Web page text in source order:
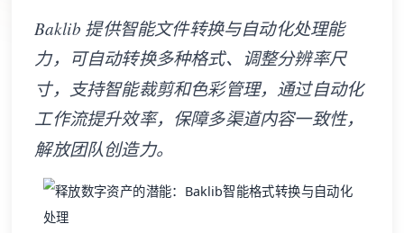
Baklib 提供智能文件转换与自动化处理能
力，可自动转换多种格式、调整分辨率尺
寸，支持智能裁剪和色彩管理，通过自动化
工作流提升效率，保障多渠道内容一致性，
解放团队创造力。